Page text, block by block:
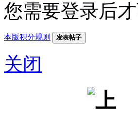
您需要登录后
本版积分规则 发表帖子
关闭